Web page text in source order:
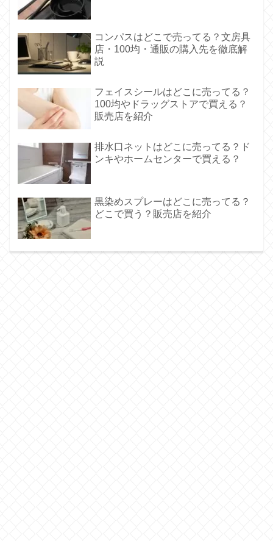
コンパスはどこで売ってる？文房具
店・100均・通販の購入先を徹底解
説
フェイスシールはどこに売ってる？
100均やドラッグストアで買える？
販売店を紹介
排水口ネットはどこに売ってる？ド
ンキやホームセンターで買える？
黒染めスプレーはどこに売ってる？
どこで買う？販売店を紹介